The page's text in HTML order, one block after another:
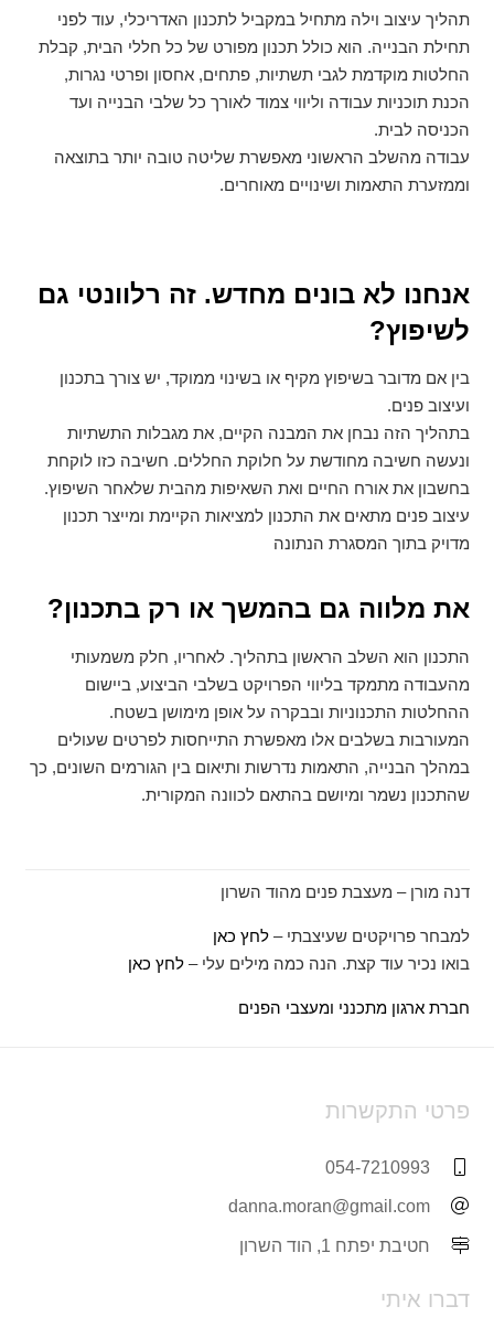
תהליך עיצוב וילה מתחיל במקביל לתכנון האדריכלי, עוד לפני
תחילת הבנייה. הוא כולל תכנון מפורט של כל חללי הבית, קבלת
החלטות מוקדמת לגבי תשתיות, פתחים, אחסון ופרטי נגרות,
הכנת תוכניות עבודה וליווי צמוד לאורך כל שלבי הבנייה ועד
הכניסה לבית.
עבודה מהשלב הראשוני מאפשרת שליטה טובה יותר בתוצאה
וממזערת התאמות ושינויים מאוחרים.
אנחנו לא בונים מחדש. זה רלוונטי גם
לשיפוץ?
בין אם מדובר בשיפוץ מקיף או בשינוי ממוקד, יש צורך בתכנון
ועיצוב פנים.
בתהליך הזה נבחן את המבנה הקיים, את מגבלות התשתיות
ונעשה חשיבה מחודשת על חלוקת החללים. חשיבה כזו לוקחת
בחשבון את אורח החיים ואת השאיפות מהבית שלאחר השיפוץ.
עיצוב פנים מתאים את התכנון למציאות הקיימת ומייצר תכנון
מדויק בתוך המסגרת הנתונה
את מלווה גם בהמשך או רק בתכנון?
התכנון הוא השלב הראשון בתהליך. לאחריו, חלק משמעותי
מהעבודה מתמקד בליווי הפרויקט בשלבי הביצוע, ביישום
ההחלטות התכנוניות ובבקרה על אופן מימושן בשטח.
המעורבות בשלבים אלו מאפשרת התייחסות לפרטים שעולים
במהלך הבנייה, התאמות נדרשות ותיאום בין הגורמים השונים, כך
שהתכנון נשמר ומיושם בהתאם לכוונה המקורית.
דנה מורן – מעצבת פנים מהוד השרון
למבחר פרויקטים שעיצבתי –לחץ כאן
בואו נכיר עוד קצת. הנה כמה מילים עלי –לחץ כאן
חברת ארגון מתכנני ומעצבי הפנים
פרטי התקשרות
054-7210993
danna.moran@gmail.com
חטיבת יפתח 1, הוד השרון
דברו איתי